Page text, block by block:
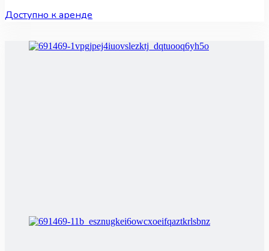
Доступно к аренде